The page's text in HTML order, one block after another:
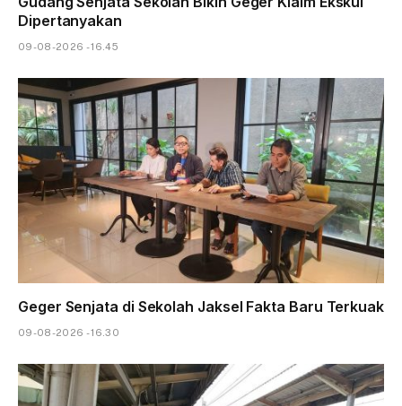
Dipertanyakan
09-08-2026 - 16.45
Geger Senjata di Sekolah Jaksel Fakta Baru Terkuak
09-08-2026 - 16.30